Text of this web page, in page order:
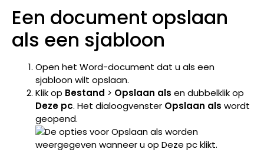
Een document opslaan
als een sjabloon
Open het Word-document dat u als een
sjabloon wilt opslaan.
Klik op Bestand > Opslaan als en dubbelklik op
Deze pc. Het dialoogvenster Opslaan als wordt
geopend.